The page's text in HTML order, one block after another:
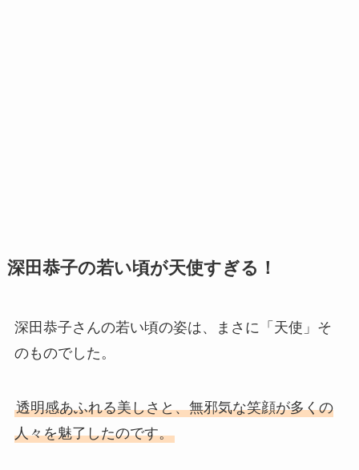
深田恭子の若い頃が天使すぎる！
深田恭子さんの若い頃の姿は、まさに「天使」そ
のものでした。
透明感あふれる美しさと、無邪気な笑顔が多くの
人々を魅了したのです。